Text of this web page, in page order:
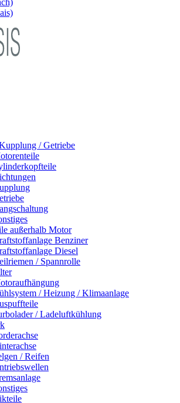
/ Getriebe
außerhalb Motor
Benziner
Diesel
/ Spannrolle
/ Heizung / Klimaanlage
/ Ladeluftkühlung
/ Reifen